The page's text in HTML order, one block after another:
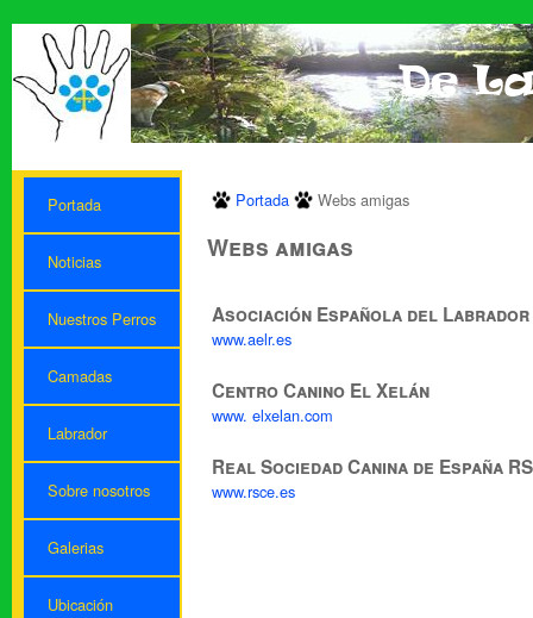
Portada
Noticias
Nuestros Perros
Camadas
Labrador
Sobre nosotros
Galerias
Ubicación
Portada Webs amigas
Webs amigas
Asociación Española del
www.aelr.es
Centro Canino El Xelán
www. elxelan.com
Real Sociedad Canina de España
www.rsce.es